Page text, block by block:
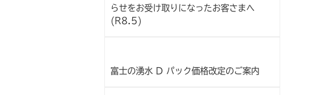
らせをお受け取りになったお客さまへ
(R8.5)
富士の湧水 D パック価格改定のご案内